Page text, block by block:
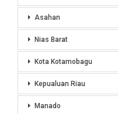
Asahan
Nias Barat
Kota Kotamobagu
Kepualuan Riau
Manado